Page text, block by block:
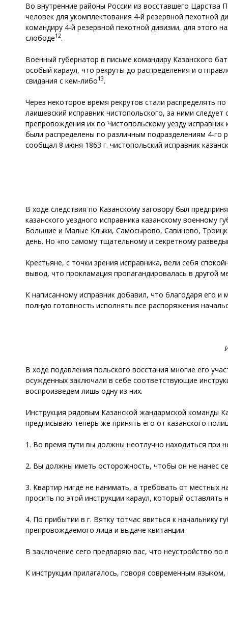
Во внутренние районы России из восставшего Царства
человек для укомплектования 4-й резервной пехотной
командиру 4-й резервной пехотной дивизии, для этого
слободе12.
Военный губернатор в письме командиру Казанского
особый караул, что рекруты до распределения и
свидания с кем-либо13.
Через некоторое время рекрутов стали распределять
лаишевский исправник чистопольского, за ними
препровождения их по Чистопольскому уезду
были распределены по различным подразделениям 4-го
сообщал 8 июня 1863 г. чистопольский исправник
В ходе следствия по Казанскому заговору был
казанского уездного исправника казанскому военному
Большие и Малые Клыки, Самосырово, Савиново,
день. Но «по самому тщательному и секретному
Крестьяне, с точки зрения исправника, вели себя
вывод, что прокламация пропагандировалась в другой
К написанному исправник добавил, что благодаря его
полную готовность исполнять все распоряжения
В ходе подавления польского восстания многие его
осужденных заключали в себе соответствующие
воспроизведем лишь одну из них.
Инструкция рядовым Казанской жандармской команды
предписываю теперь же принять его от казанского
1. Во время пути вы должны неотлучно находиться при
2. Вы должны иметь осторожность, чтобы он не нанес
3. Квартир нигде не нанимать, а требовать от местных
просить по этой инструкции караул, который
4. По прибытии в г. Вятку тотчас явиться к начальнику
препровождаемого лица и выдаче квитанции.
В заключение сего предваряю вас, что неустройство
К инструкции прилагалось, говоря современным